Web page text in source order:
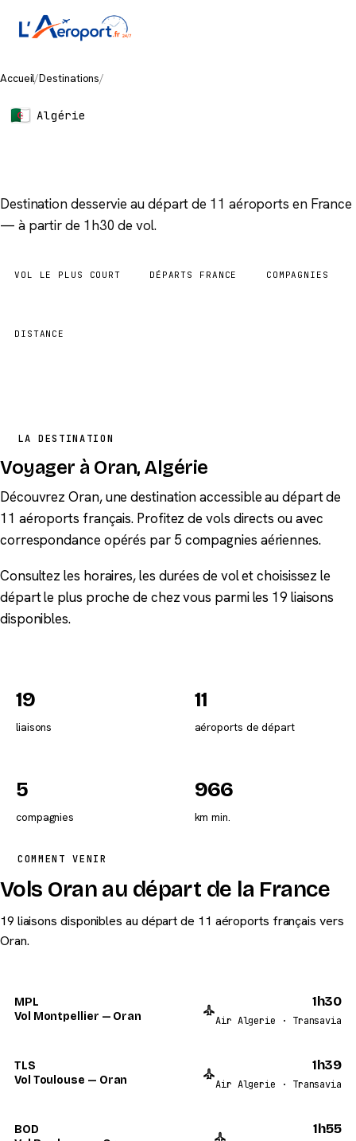
Accueil/Destinations/
Algérie
Destination desservie au départ de 11 aéroports en France
— à partir de 1h30 de vol.
VOL LE PLUS COURT DÉPARTS FRANCE COMPAGNIES
DISTANCE
LA DESTINATION
Voyager à Oran, Algérie
Découvrez Oran, une destination accessible au départ de
11 aéroports français. Profitez de vols directs ou avec
correspondance opérés par 5 compagnies aériennes.
Consultez les horaires, les durées de vol et choisissez le
départ le plus proche de chez vous parmi les 19 liaisons
disponibles.
19
liaisons
11
aéroports de départ
5
compagnies
966
km min.
COMMENT VENIR
Vols Oran au départ de la France
19 liaisons disponibles au départ de 11 aéroports français vers
Oran.
MPL
Vol Montpellier — Oran
1h30
Air Algerie · Transavia
TLS
Vol Toulouse — Oran
1h39
Air Algerie · Transavia
BOD
1h55